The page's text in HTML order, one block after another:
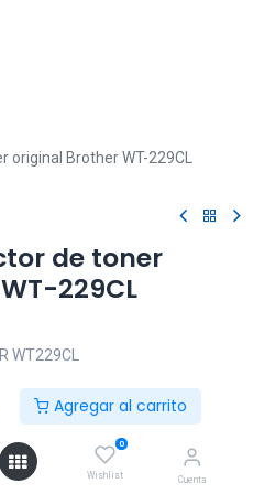
Agregar al carrito
0
Wishlist Cuenta
Brother WT-229CL
de toner
229CL
WT229CL